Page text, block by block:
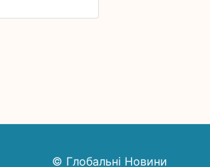
© Глобальні Новини